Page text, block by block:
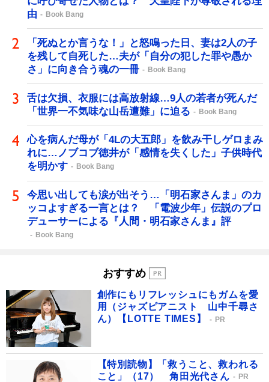
由
Book Bang
「死ぬとか言うな！」と怒鳴った日、妻は2人の子
を残して自死した…夫が「自分の犯した罪や愚か
さ」に向き合う魂の一冊
Book Bang
舌は欠損、衣服には高放射線…9人の若者が死んだ
「世界一不気味な山岳遭難」に迫る
Book Bang
心を病んだ母が「4Lの大五郎」を飲み干しゲロまみ
れに…ノブコブ徳井が「感情を失くした」子供時代
を明かす
Book Bang
今思い出しても涙が出そう…「明石家さんま」のカ
ッコよすぎる一言とは？ 「電波少年」伝説のプロ
デューサーによる『人間・明石家さんま』評
Book Bang
おすすめ
創作にもリフレッシュにもガムを愛
用（ジャズピアニスト 山中千尋さ
ん）【LOTTE TIMES】
PR
【特別読物】「救うこと、救われる
こと」（17） 角田光代さん
PR